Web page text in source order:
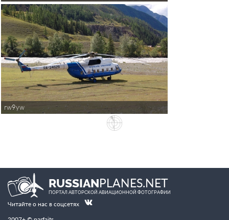
rw9yw
RUSSIANPLANES.NET
ПОРТАЛ АВТОРСКОЙ АВИАЦИОННОЙ ФОТОГРАФИИ
Читайте о нас в соцсетях